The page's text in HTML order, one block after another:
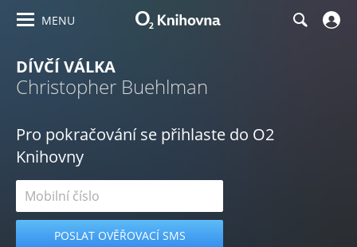
MENU
DÍVČÍ VÁLKA
Christopher Buehlman
Pro pokračování se přihlaste do O2
Knihovny